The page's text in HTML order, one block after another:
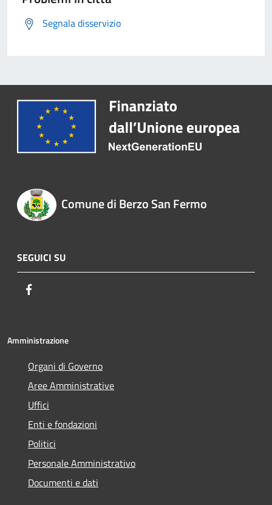
Segnala disservizio
Comune di Berzo San Fermo
SEGUICI SU
Amministrazione
Organi di Governo
Aree Amministrative
Uffici
Enti e fondazioni
Politici
Personale Amministrativo
Documenti e dati